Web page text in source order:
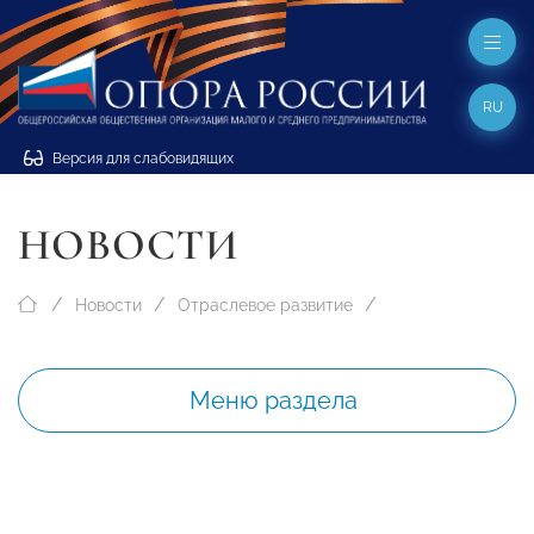
Версия для слабовидящих
RU
НОВОСТИ
Новости Отраслевое развитие
Меню раздела